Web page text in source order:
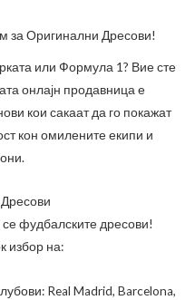
за Оригинални Дресови!
или Формула 1? Вие сте
онлајн продавница е
кои сакаат да го покажат
кон омилените екипи и
фудбалските дресови!
избор на:
Real Madrid, Barcelona,